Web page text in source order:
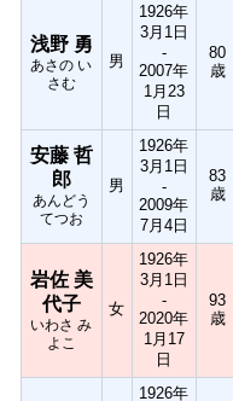
浅野 勇
あさの い
さむ
男
1926年
3月1日
-
2007年
1月23
日
80
歳
安藤 哲
郎
あんどう
てつお
男
1926年
3月1日
-
2009年
7月4日
83
歳
岩佐 美
代子
いわさ み
よこ
女
1926年
3月1日
-
2020年
1月17
日
93
歳
1926年